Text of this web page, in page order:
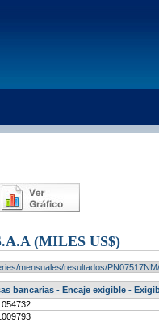
(MILES US$)
mensuales/resultados/
- Encaje exigible -